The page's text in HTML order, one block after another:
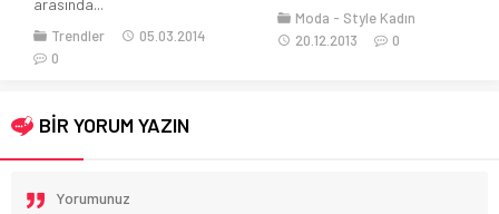
Trendler
05.03.2014
0
Moda
Style Kadın
20.12.2013
0
BİR YORUM YAZIN